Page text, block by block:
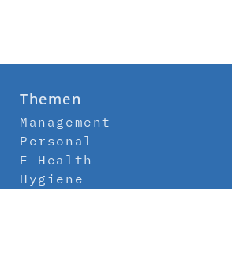
Themen
Management
Personal
E-Health
Hygiene